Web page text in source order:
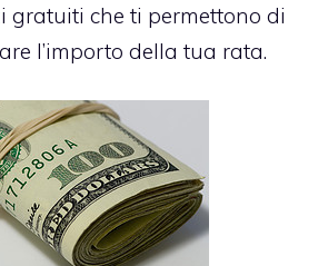
gratuiti che ti permettono di
l’importo della tua rata.